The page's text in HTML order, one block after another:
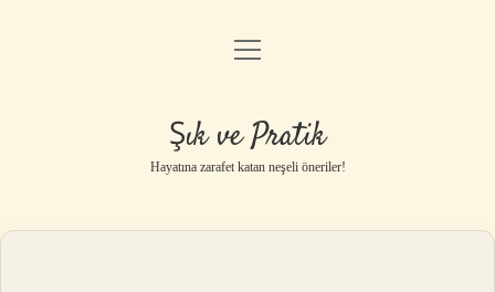
Anasayfa
Yasal Uyarı
menüyü
Şık ve Pratik
Hayatına zarafet katan neşeli öneriler!